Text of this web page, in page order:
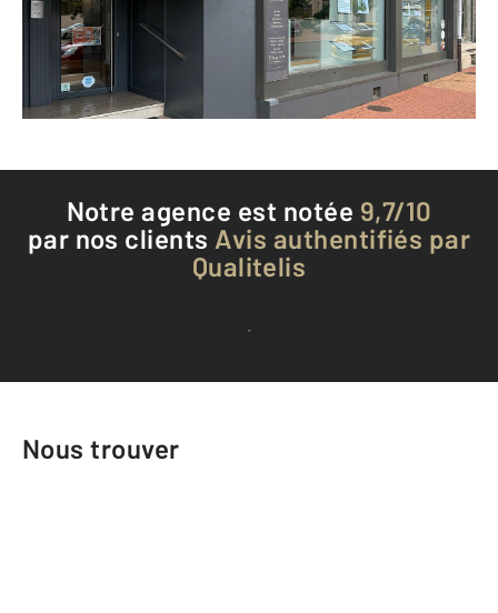
Envoyer un message
Téléphoner à l'agence
Notre agence est notée 9,7/10
par nos clients Avis authentifiés par
Qualitelis
Voir tous les avis clients
Nous trouver